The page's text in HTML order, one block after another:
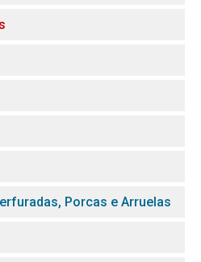
Porcas e Arruelas